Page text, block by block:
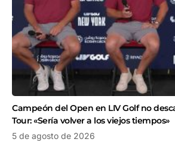
Campeón del Open en LIV Golf no
Tour: «Sería volver a los viejos tiempos»
5 de agosto de 2026